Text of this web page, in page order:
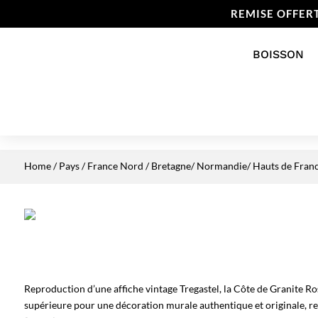
REMISE
BOISSON
Home/Pays/France Nord /Bretagne/ Normandie/ Hauts de
Reproduction d’une affiche vintage Tregastel, la Côte de Granite
supérieure pour une décoration murale authentique et originale,